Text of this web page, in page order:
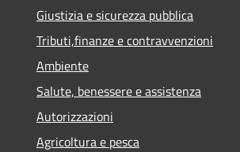
Giustizia e sicurezza pubblica
Tributi,finanze e contravvenzioni
Ambiente
Salute, benessere e assistenza
Autorizzazioni
Agricoltura e pesca